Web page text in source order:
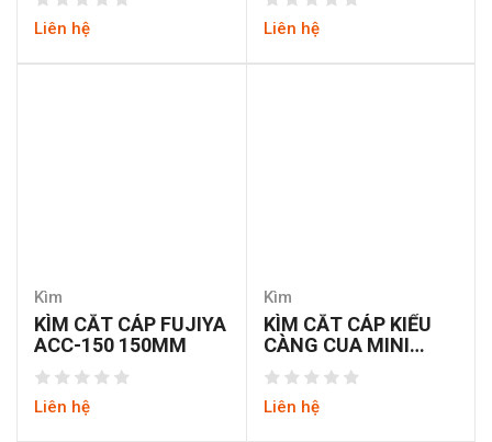
Liên hệ Liên hệ
Kìm
KÌM CẮT CÁP FUJIYA
ACC-150 150MM
Liên hệ
Kìm
KÌM CẮT CÁP KIỂU
CÀNG CUA MINI
WORKPRO W031020
Liên hệ